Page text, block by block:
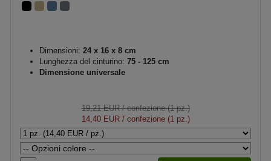
Dimensioni: 24 x 16 x 8 cm
Lunghezza del cinturino: 75 - 125 cm
Dimensione universale
19,21 EUR/ confezione (1 pz.)
14,40 EUR/ confezione (1 pz.)